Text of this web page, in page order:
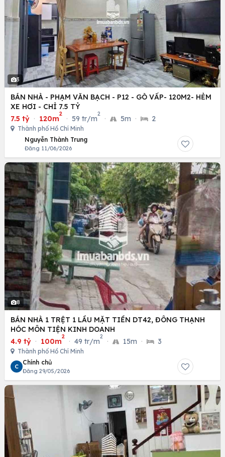
3
BÁN NHÀ - PHẠM VĂN BẠCH - P12 - GÒ VẤP- 120M2- HẺM
XE HƠI - CHỈ 7.5 TỶ
7.5 tỷ · 120m
2
· 59 tr/m
2
· 5m · 2
Thành phố Hồ Chí Minh
Nguyễn Thành Trung
Đăng 11/06/2026
8
BÁN NHÀ 1 TRỆT 1 LẦU MẶT TIỀN DT42, ĐÔNG THẠNH
HÓC MÔN TIỆN KINH DOANH
4.9 tỷ · 100m
2
· 49 tr/m
2
· 15m · 3
Thành phố Hồ Chí Minh
C
Chính chủ
Đăng 29/05/2026